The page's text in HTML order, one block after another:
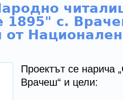
1895" с.
от
Проектът се нарича
Врачеш“ и цели: